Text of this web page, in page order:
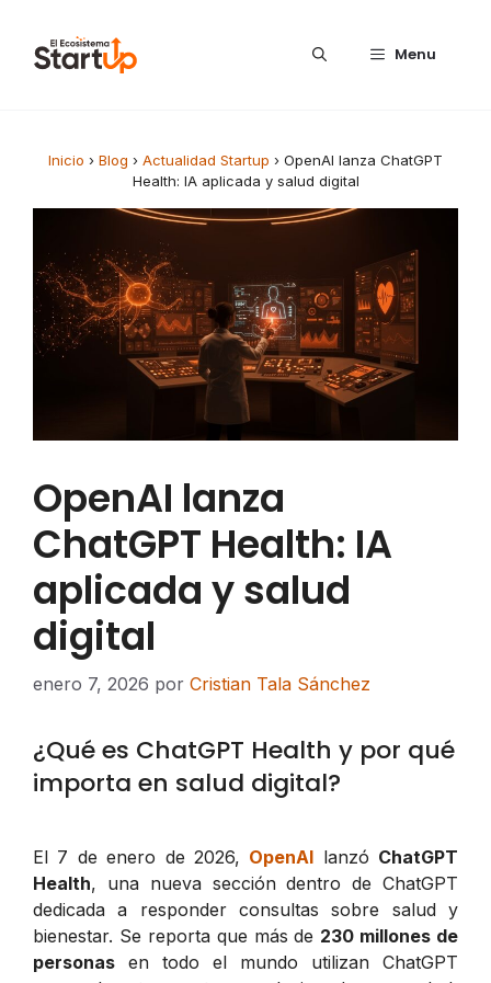
Menu
Inicio › Blog › Actualidad Startup › OpenAI lanza ChatGPT
Health: IA aplicada y salud digital
OpenAI lanza
ChatGPT Health: IA
aplicada y salud
digital
enero 7, 2026 por Cristian Tala Sánchez
¿Qué es ChatGPT Health y por qué
importa en salud digital?
El 7 de enero de 2026, OpenAI lanzó ChatGPT
Health, una nueva sección dentro de ChatGPT
dedicada a responder consultas sobre salud y
bienestar. Se reporta que más de 230 millones de
personas en todo el mundo utilizan ChatGPT